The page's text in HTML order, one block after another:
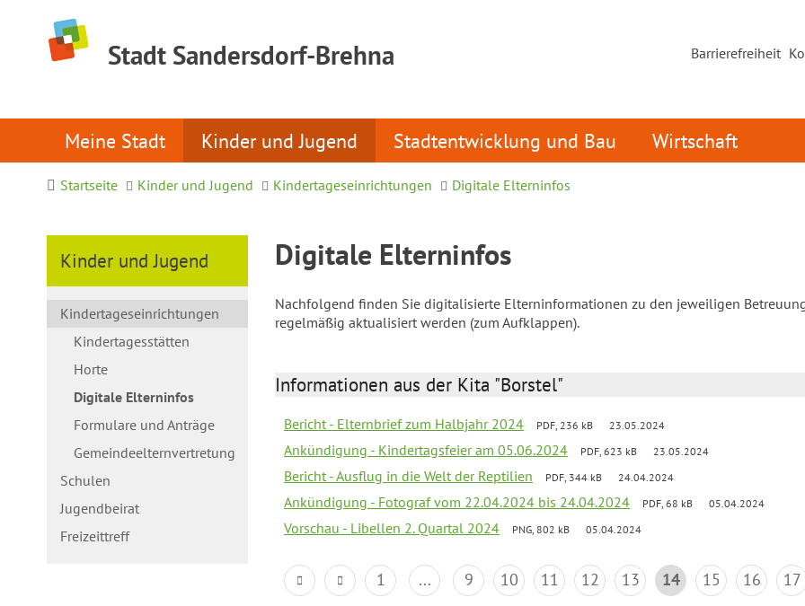
Stadt Sandersdorf-Brehna Barrierefreiheit
Meine Stadt Kinder und Jugend Stadtentwicklung und Bau Wirtschaft
Startseite Kinder und Jugend Kindertageseinrichtungen Digitale Elterninfos
Kinder und Jugend
Kindertageseinrichtungen
Kindertagesstätten
Horte
Digitale Elterninfos
Formulare und Anträge
Gemeindeelternvertretung
Schulen
Jugendbeirat
Freizeittreff
Digitale Elterninfos
Nachfolgend finden Sie digitalisierte Elterninformationen zu den jeweiligen
regelmäßig aktualisiert werden (zum Aufklappen).
Informationen aus der Kita "Borstel"
Bericht - Elternbrief zum Halbjahr 2024 PDF, 236 kB 23.05.2024
Ankündigung - Kindertagsfeier am 05.06.2024 PDF, 623 kB 23.05.2024
Bericht - Ausflug in die Welt der Reptilien PDF, 344 kB 24.04.2024
Ankündigung - Fotograf vom 22.04.2024 bis 24.04.2024 PDF, 68 kB 05.04.2024
Vorschau - Libellen 2. Quartal 2024 PNG, 802 kB 05.04.2024
1 ... 9 10 11 12 13 14 15 16 17